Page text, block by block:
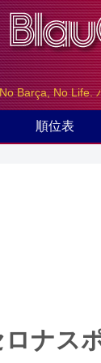
No Barça, No Life.
順位表
ナス